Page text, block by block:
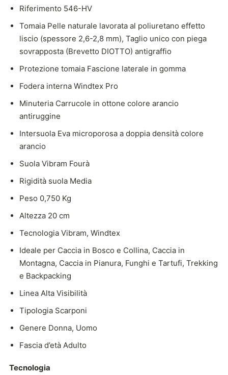
Riferimento 546-HV
Tomaia Pelle naturale lavorata al poliuretano effetto
liscio (spessore 2,6-2,8 mm), Taglio unico con piega
sovrapposta (Brevetto DIOTTO) antigraffio
Protezione tomaia Fascione laterale in gomma
Fodera interna Windtex Pro
Minuteria Carrucole in ottone colore arancio
antiruggine
Intersuola Eva microporosa a doppia densità colore
arancio
Suola Vibram Fourà
Rigidità suola Media
Peso 0,750 Kg
Altezza 20 cm
Tecnologia Vibram, Windtex
Ideale per Caccia in Bosco e Collina, Caccia in
Montagna, Caccia in Pianura, Funghi e Tartufi, Trekking
e Backpacking
Linea Alta Visibilità
Tipologia Scarponi
Genere Donna, Uomo
Fascia d’età Adulto
Tecnologia